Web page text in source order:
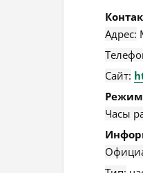
Адрес:
Сайт:
Часы